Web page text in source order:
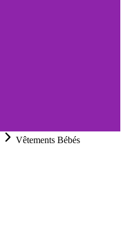
Vêtements Bébés